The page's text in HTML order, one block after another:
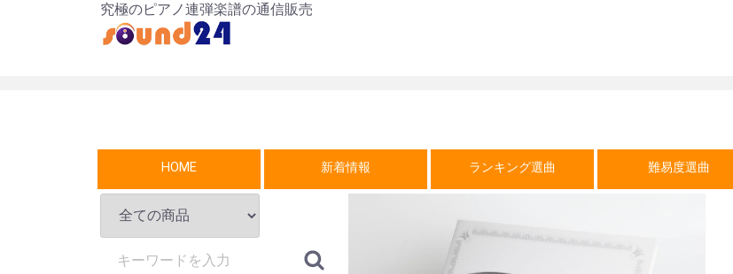
究極のピアノ連弾楽譜の通信販売
HOME 新着情報 ランキング選曲 難易度選曲